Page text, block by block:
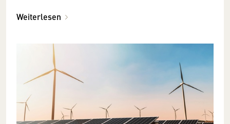
Weiterlesen